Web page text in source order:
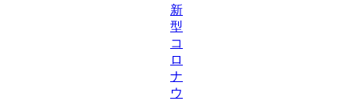
新
型
コ
ロ
ナ
ウ